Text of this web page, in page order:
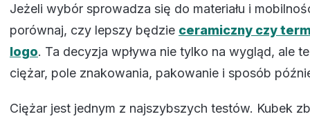
Jeżeli wybór sprowadza się do materiału i
porównaj, czy lepszy będzie ceramiczny czy
logo. Ta decyzja wpływa nie tylko na wygląd, ale
ciężar, pole znakowania, pakowanie i sposób
Ciężar jest jednym z najszybszych testów. Kubek